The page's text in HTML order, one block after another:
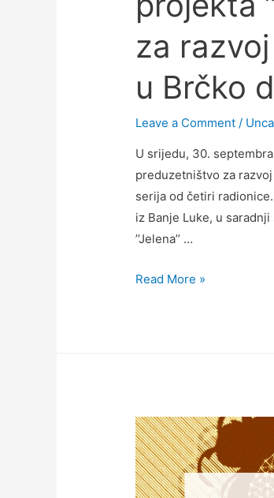
za
u Brčko
Leave a Comment /
U srijedu, 30.
preduzetništvo za
serija od četiri
iz Banje Luke, u
’’Jelena’’ …
Read More »